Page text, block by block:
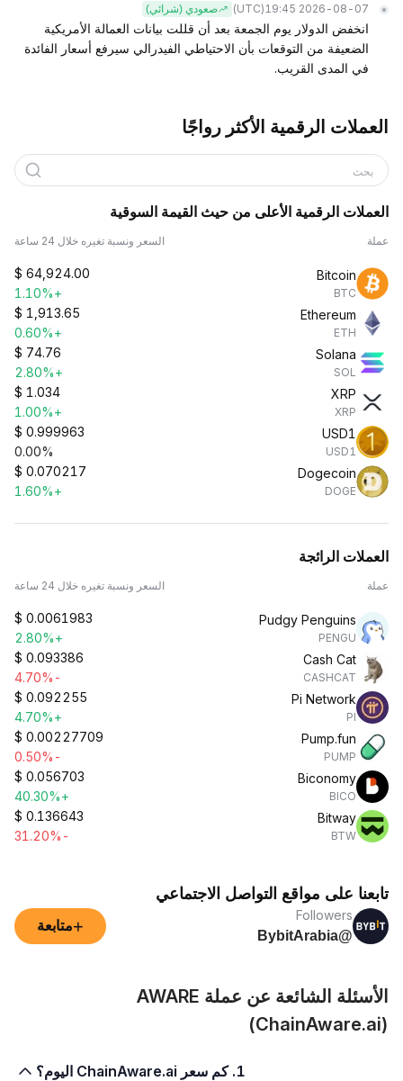
2026-08-07 19:45
(UTC) صعودي (شرائي)
انخفض الدولار يوم الجمعة بعد أن قللت بيانات العمالة الأمريكية
الضعيفة من التوقعات بأن الاحتياطي الفيدرالي سيرفع أسعار الفائدة
في المدى القريب.
العملات الرقمية الأكثر رواجًا
بحث
العملات الرقمية الأعلى من حيث القيمة السوقية
عملة السعر ونسبة تغيره خلال 24 ساعة
Bitcoin
BTC
$ 64,924.00
+1.10%
Ethereum
ETH
$ 1,913.65
+0.60%
Solana
SOL
$ 74.76
+2.80%
XRP
XRP
$ 1.034
+1.00%
USD1
USD1
$ 0.999963
0.00%
Dogecoin
DOGE
$ 0.070217
+1.60%
العملات الرائجة
عملة السعر ونسبة تغيره خلال 24 ساعة
Pudgy Penguins
PENGU
$ 0.0061983
+2.80%
Cash Cat
CASHCAT
$ 0.093386
-4.70%
Pi Network
PI
$ 0.092255
+4.70%
Pump.fun
PUMP
$ 0.00227709
-0.50%
Biconomy
BICO
$ 0.056703
+40.30%
Bitway
BTW
$ 0.136643
-31.20%
تابعنا على مواقع التواصل الاجتماعي
Followers
@BybitArabia
+متابعة
الأسئلة الشائعة عن عملة AWARE
(ChainAware.ai)
1. كم سعر ChainAware.ai اليوم؟